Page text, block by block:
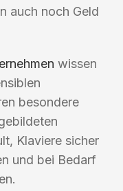
auch noch Geld
wissen
besondere
Klaviere sicher
und bei Bedarf